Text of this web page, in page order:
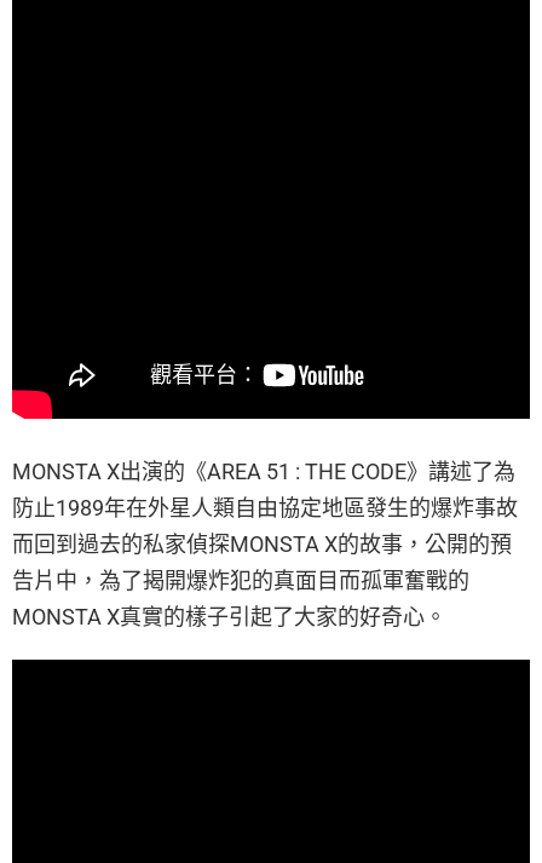
MONSTA X出演的《AREA 51 : THE CODE》講述了為
防止1989年在外星人類自由協定地區發生的爆炸事故
而回到過去的私家偵探MONSTA X的故事，公開的預
告片中，為了揭開爆炸犯的真面目而孤軍奮戰的
MONSTA X真實的樣子引起了大家的好奇心。